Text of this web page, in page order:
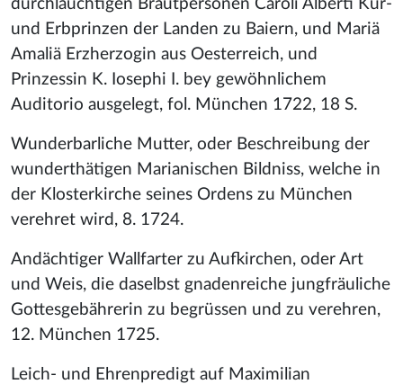
durchlauchtigen Brautpersonen Caroli Alberti Kur-
und Erbprinzen der Landen zu Baiern, und Mariä
Amaliä Erzherzogin aus Oesterreich, und
Prinzessin K. Iosephi I. bey gewöhnlichem
Auditorio ausgelegt, fol. München 1722, 18 S.
Wunderbarliche Mutter, oder Beschreibung der
wunderthätigen Marianischen Bildniss, welche in
der Klosterkirche seines Ordens zu München
verehret wird, 8. 1724.
Andächtiger Wallfarter zu Aufkirchen, oder Art
und Weis, die daselbst gnadenreiche jungfräuliche
Gottesgebährerin zu begrüssen und zu verehren,
12. München 1725.
Leich- und Ehrenpredigt auf Maximilian